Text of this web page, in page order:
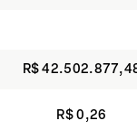
R$
R$ 0,26